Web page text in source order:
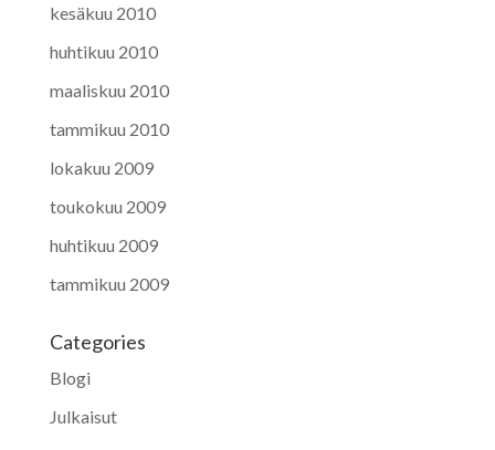
kesäkuu 2010
huhtikuu 2010
maaliskuu 2010
tammikuu 2010
lokakuu 2009
toukokuu 2009
huhtikuu 2009
tammikuu 2009
Categories
Blogi
Julkaisut